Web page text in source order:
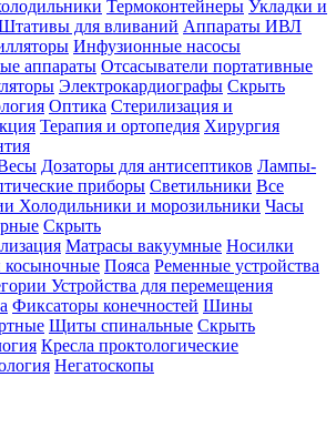
Термоконтейнеры Укладки и
для вливаний Аппараты ИВЛ
Инфузионные насосы
аппараты Отсасыватели портативные
Электрокардиографы Скрыть
Оптика Стерилизация и
Терапия и ортопедия Хирургия
Дозаторы для антисептиков Лампы-
приборы Светильники Все
Холодильники и морозильники Часы
Скрыть
Матрасы вакуумные Носилки
косыночные Пояса Ременные устройства
Устройства для перемещения
Фиксаторы конечностей Шины
Щиты спинальные Скрыть
Кресла проктологические
Негатоскопы